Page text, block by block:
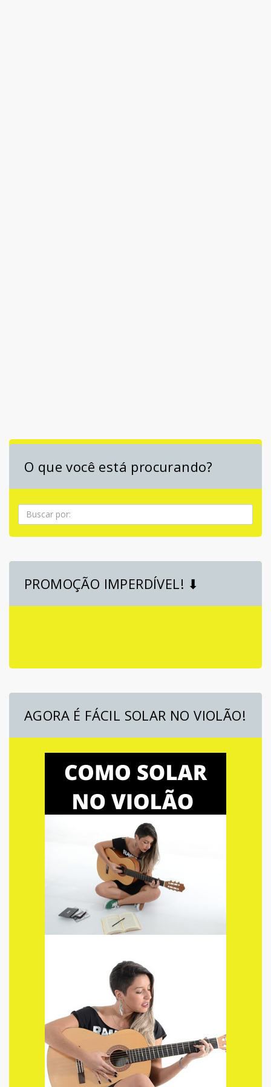
O que você está procurando?
Pesquisa
PROMOÇÃO IMPERDÍVEL! ⬇
AGORA É FÁCIL SOLAR NO VIOLÃO!